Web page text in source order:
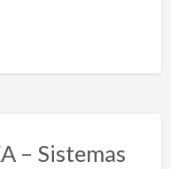
– Sistemas